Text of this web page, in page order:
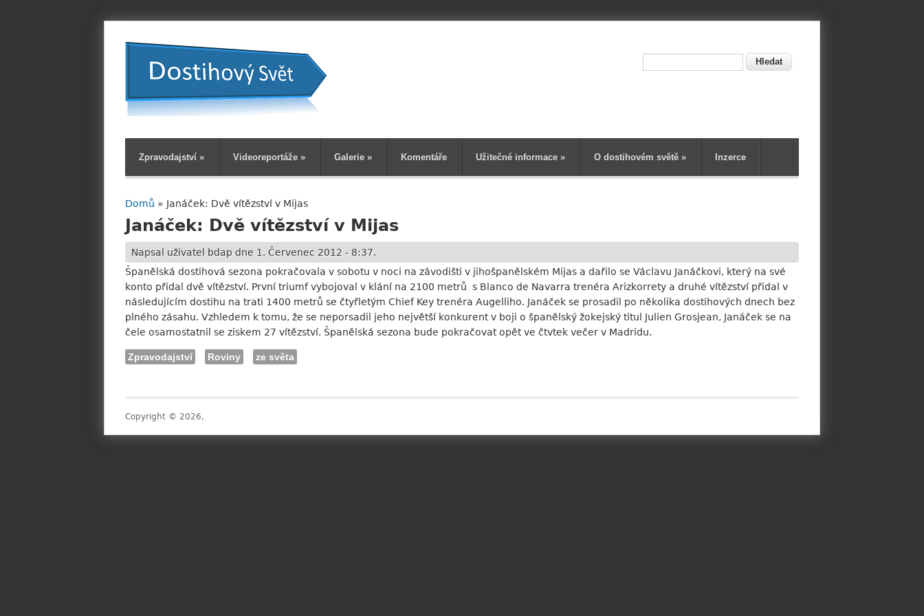
Zpravodajství » Videoreportáže » Galerie » Komentáře Užitečné informace » O dostihovém světě » Inzerce
Jste zde
Domů » Janáček: Dvě vítězství v Mijas
Janáček: Dvě vítězství v Mijas
Napsal uživatel bdap dne 1. Červenec 2012 - 8:37.
Španělská dostihová sezona pokračovala v sobotu v noci na závodišti v jihošpanělském Mijas a dařilo se Václavu Janáčkovi, který na své
konto přidal dvě vítězství. První triumf vybojoval v klání na 2100 metrů s Blanco de Navarra trenéra Arizkorrety a druhé vítězství přidal v
následujícím dostihu na trati 1400 metrů se čtyřletým Chief Key trenéra Augelliho. Janáček se prosadil po několika dostihových dnech bez
plného zásahu. Vzhledem k tomu, že se neporsadil jeho největší konkurent v boji o španělský žokejský titul Julien Grosjean, Janáček se na
čele osamostatnil se ziskem 27 vítězství. Španělská sezona bude pokračovat opět ve čtvtek večer v Madridu.
Zpravodajství Roviny ze světa
Copyright © 2026,